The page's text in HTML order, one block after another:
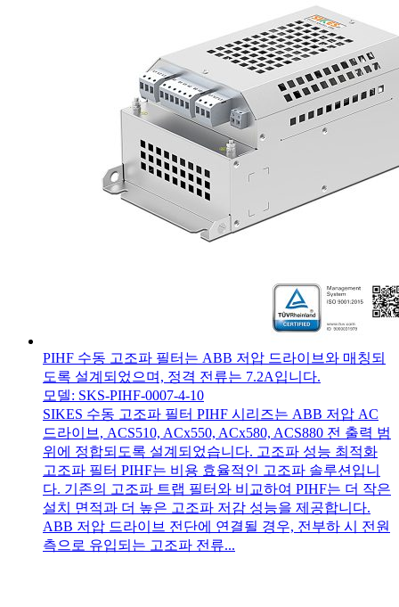
PIHF 수동 고조파 필터는 ABB 저압 드라이브와 매칭되
도록 설계되었으며, 정격 전류는 7.2A입니다.
모델: SKS-PIHF-0007-4-10
SIKES 수동 고조파 필터 PIHF 시리즈는 ABB 저압 AC
드라이브, ACS510, ACx550, ACx580, ACS880 전 출력 범
위에 정합되도록 설계되었습니다. 고조파 성능 최적화
고조파 필터 PIHF는 비용 효율적인 고조파 솔루션입니
다. 기존의 고조파 트랩 필터와 비교하여 PIHF는 더 작은
설치 면적과 더 높은 고조파 저감 성능을 제공합니다.
ABB 저압 드라이브 전단에 연결될 경우, 전부하 시 전원
측으로 유입되는 고조파 전류...